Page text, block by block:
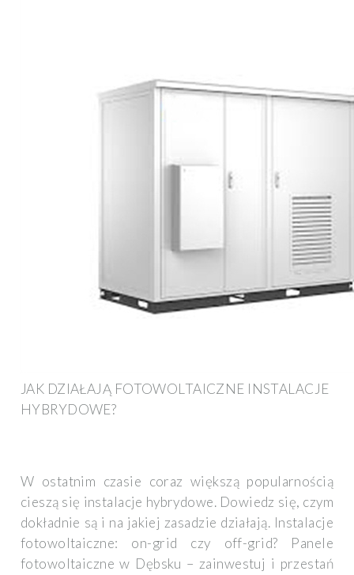
JAK DZIAŁAJĄ FOTOWOLTAICZNE INSTALACJE
HYBRYDOWE?
W ostatnim czasie coraz większą popularnością
cieszą się instalacje hybrydowe. Dowiedz się, czym
dokładnie są i na jakiej zasadzie działają. Instalacje
fotowoltaiczne: on-grid czy off-grid? Panele
fotowoltaiczne w Dębsku – zainwestuj i przestań